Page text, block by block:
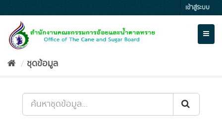
to
content
เข้าสู่ระบบ
ชุดข้อมูล